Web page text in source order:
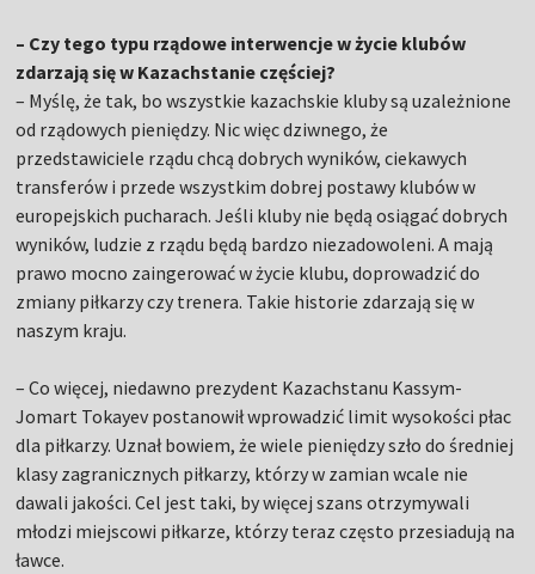
– Czy tego typu rządowe interwencje w życie klubów
zdarzają się w Kazachstanie częściej?
– Myślę, że tak, bo wszystkie kazachskie kluby są uzależnione
od rządowych pieniędzy. Nic więc dziwnego, że
przedstawiciele rządu chcą dobrych wyników, ciekawych
transferów i przede wszystkim dobrej postawy klubów w
europejskich pucharach. Jeśli kluby nie będą osiągać dobrych
wyników, ludzie z rządu będą bardzo niezadowoleni. A mają
prawo mocno zaingerować w życie klubu, doprowadzić do
zmiany piłkarzy czy trenera. Takie historie zdarzają się w
naszym kraju.
– Co więcej, niedawno prezydent Kazachstanu Kassym-
Jomart Tokayev postanowił wprowadzić limit wysokości płac
dla piłkarzy. Uznał bowiem, że wiele pieniędzy szło do średniej
klasy zagranicznych piłkarzy, którzy w zamian wcale nie
dawali jakości. Cel jest taki, by więcej szans otrzymywali
młodzi miejscowi piłkarze, którzy teraz często przesiadują na
ławce.